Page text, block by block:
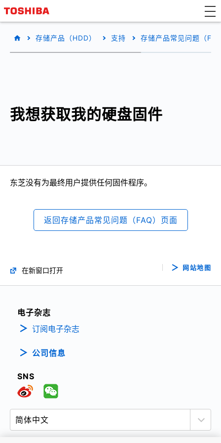
存储产品（HDD） 支持 存储产品常见问题（
我想获取我的硬盘固件
东芝没有为最终用户提供任何固件程序。
返回存储产品常见问题（FAQ）页面
在新窗口打开 网站地图
电子杂志
订阅电子杂志
公司信息
SNS